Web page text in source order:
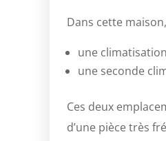
Dans cette
une
une seconde
Ces deux
d’une pièce très